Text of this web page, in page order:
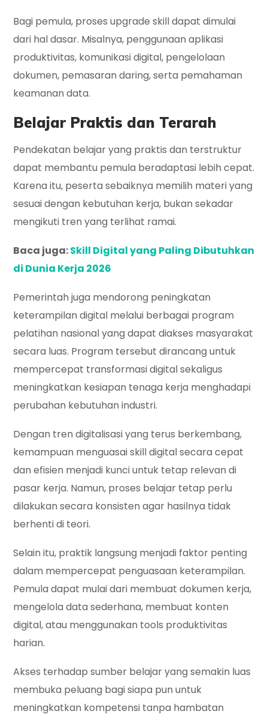
Bagi pemula, proses upgrade skill dapat dimulai
dari hal dasar. Misalnya, penggunaan aplikasi
produktivitas, komunikasi digital, pengelolaan
dokumen, pemasaran daring, serta pemahaman
keamanan data.
Belajar Praktis dan Terarah
Pendekatan belajar yang praktis dan terstruktur
dapat membantu pemula beradaptasi lebih cepat.
Karena itu, peserta sebaiknya memilih materi yang
sesuai dengan kebutuhan kerja, bukan sekadar
mengikuti tren yang terlihat ramai.
Baca juga:Skill Digital yang Paling Dibutuhkan
di Dunia Kerja 2026
Pemerintah juga mendorong peningkatan
keterampilan digital melalui berbagai program
pelatihan nasional yang dapat diakses masyarakat
secara luas. Program tersebut dirancang untuk
mempercepat transformasi digital sekaligus
meningkatkan kesiapan tenaga kerja menghadapi
perubahan kebutuhan industri.
Dengan tren digitalisasi yang terus berkembang,
kemampuan menguasai skill digital secara cepat
dan efisien menjadi kunci untuk tetap relevan di
pasar kerja. Namun, proses belajar tetap perlu
dilakukan secara konsisten agar hasilnya tidak
berhenti di teori.
Selain itu, praktik langsung menjadi faktor penting
dalam mempercepat penguasaan keterampilan.
Pemula dapat mulai dari membuat dokumen kerja,
mengelola data sederhana, membuat konten
digital, atau menggunakan tools produktivitas
harian.
Akses terhadap sumber belajar yang semakin luas
membuka peluang bagi siapa pun untuk
meningkatkan kompetensi tanpa hambatan